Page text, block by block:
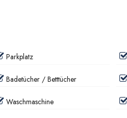
Parkplatz
Badetücher / Betttücher
Waschmaschine